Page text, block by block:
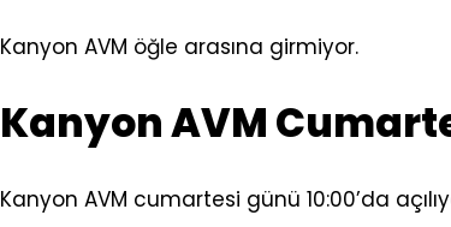
Kanyon AVM öğle arasına girmiyor.
Kanyon AVM
Kanyon AVM cumartesi günü 10:00’da